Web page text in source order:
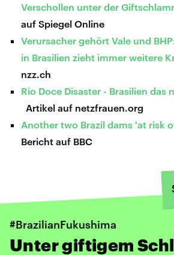
Verschollen unter der
auf Spiegel Online
Verursacher gehört Vale und
in Brasilien zieht immer weitere
nzz.ch
Rio Doce Disaster - Brasilien das
Artikel auf netzfrauen.org
Another two Brazil dams 'at risk
Bericht auf BBC
#BrazilianFukushima
Unter giftigem